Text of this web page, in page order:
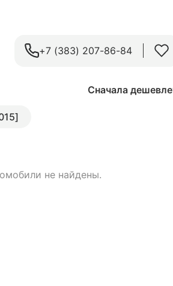
+7 (383) 207-86-84
Сначала дешевле
не найдены.